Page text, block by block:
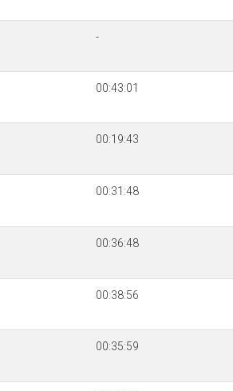
-
00:43:01
00:19:43
00:31:48
00:36:48
00:38:56
00:35:59